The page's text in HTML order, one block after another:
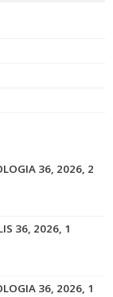
36, 2026, 2
36, 2026, 1
36, 2026, 1